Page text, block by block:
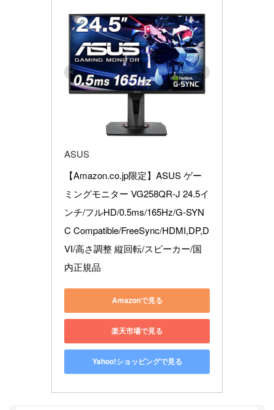
ASUS
【Amazon.co.jp限定】ASUS ゲー
ミングモニター VG258QR-J 24.5イ
ンチ/フルHD/0.5ms/165Hz/G-SYN
C Compatible/FreeSync/HDMI,DP,D
VI/高さ調整 縦回転/スピーカー/国
内正規品
Amazonで見る
楽天市場で見る
Yahoo!ショッピングで見る